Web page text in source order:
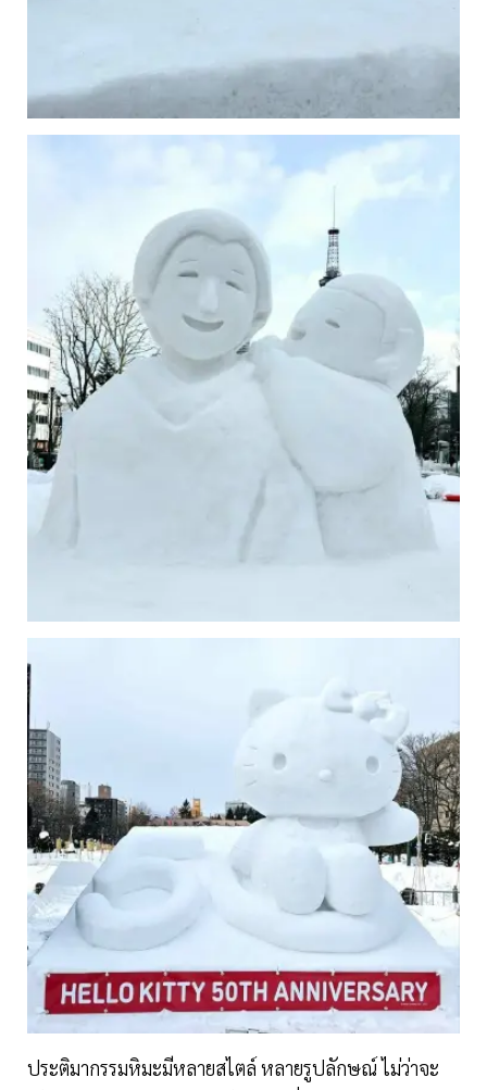
ประติมากรรมหิมะมีหลายสไตล์ หลายรูปลักษณ์ ไม่ว่าจะ